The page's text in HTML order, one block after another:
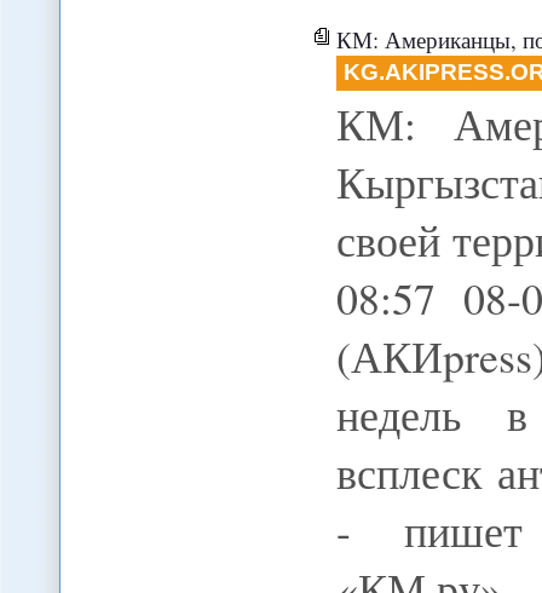
КМ: Американцы, по сути,
КМ:
своей
08:57
недель в
всплеск
- пишет